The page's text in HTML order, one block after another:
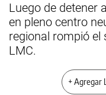
Luego de detener
en pleno centro
regional rompió el
LMC.
+ Agregar